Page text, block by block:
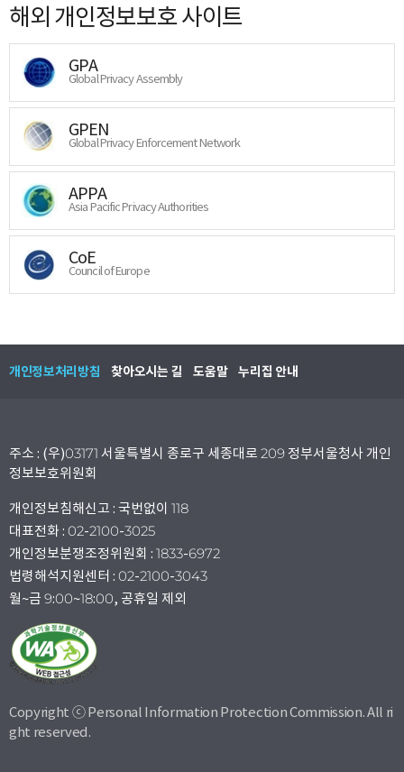
해외 개인정보보호 사이트
GPA
Global Privacy Assembly
GPEN
Global Privacy Enforcement Network
APPA
Asia Pacific Privacy Authorities
CoE
Council of Europe
개인정보처리방침 찾아오시는 길 도움말 누리집 안내
주소 : (우)03171 서울특별시 종로구 세종대로 209 정부서울청사 개인
정보보호위원회
개인정보침해신고 : 국번없이 118
대표전화 : 02-2100-3025
개인정보분쟁조정위원회 : 1833-6972
법령해석지원센터 : 02-2100-3043
월~금 9:00~18:00, 공휴일 제외
Copyright ⓒ Personal Information Protection Commission. All ri
ght reserved.